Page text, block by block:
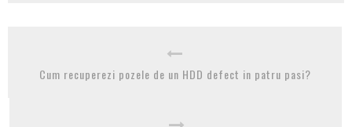
Cum recuperezi pozele de un HDD defect in patru pasi?